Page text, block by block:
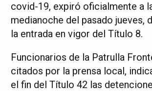
covid-19, expiró oficialmente a
medianoche del pasado jueves,
la entrada en vigor del Título 8.
Funcionarios de la Patrulla
citados por la prensa local,
el fin del Título 42 las